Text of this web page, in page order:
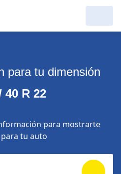
para tu dimensión
40 R 22
para mostrarte
tu auto